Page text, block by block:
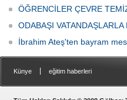
ÖĞRENCİLER ÇEVRE
ODABAŞI VATANDAŞLARLA
İbrahim Ateş'ten bayram
Künye eğitim haberleri